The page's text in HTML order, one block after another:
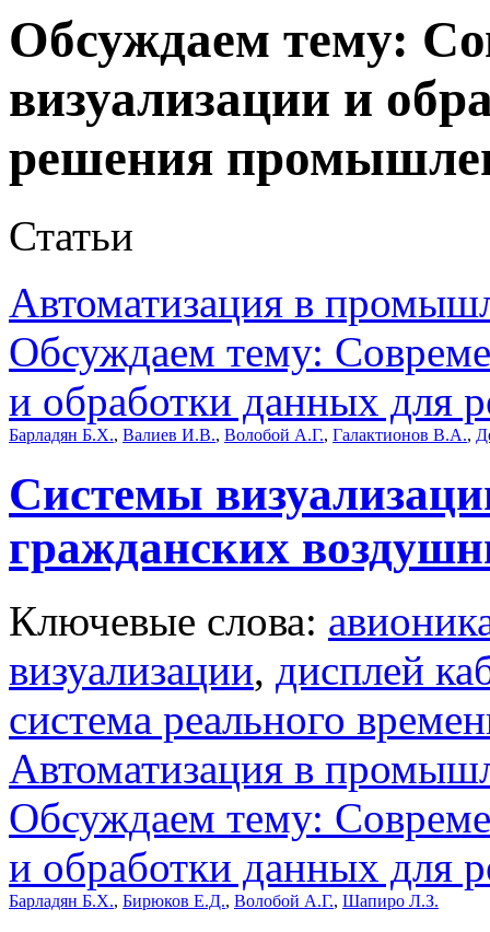
Обсуждаем тему:
визуализации и
решения
Статьи
Автоматизация в
Обсуждаем тему:
и обработки данных для
Барладян Б.Х., Валиев И.В., Волобой А.Г., Галактионов В.А.,
Системы
гражданских
Ключевые слова:
визуализации, дисплей
система реального
Автоматизация в
Обсуждаем тему:
и обработки данных для
Барладян Б.Х., Бирюков Е.Д., Волобой А.Г., Шапиро Л.З.